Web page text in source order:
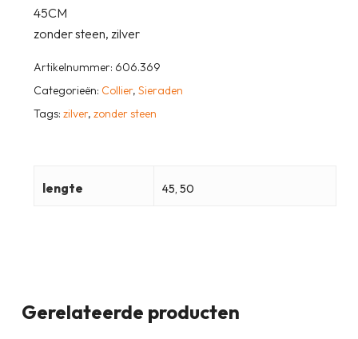
45CM
zonder steen, zilver
Artikelnummer: 606.369
Categorieën: Collier, Sieraden
Tags: zilver, zonder steen
lengte 45, 50
Gerelateerde producten